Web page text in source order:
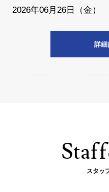
2026年06月26日（金）
詳細
スタッ